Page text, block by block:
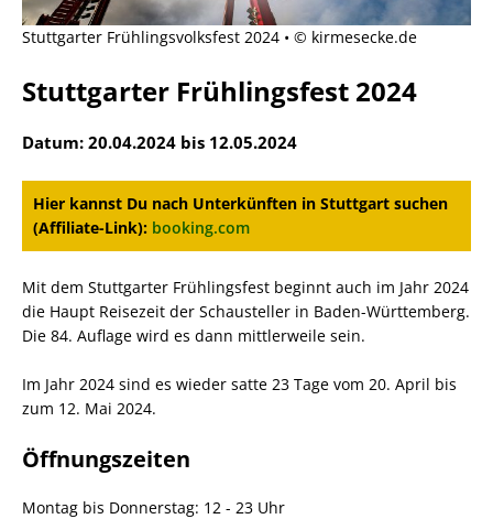
Stuttgarter Frühlingsvolksfest 2024 • © kirmesecke.de
Stuttgarter Frühlingsfest 2024
Datum: 20.04.2024 bis 12.05.2024
Hier kannst Du nach Unterkünften in Stuttgart suchen
(Affiliate-Link): booking.com
Mit dem Stuttgarter Frühlingsfest beginnt auch im Jahr 2024
die Haupt Reisezeit der Schausteller in Baden-Württemberg.
Die 84. Auflage wird es dann mittlerweile sein.
Im Jahr 2024 sind es wieder satte 23 Tage vom 20. April bis
zum 12. Mai 2024.
Öffnungszeiten
Montag bis Donnerstag: 12 - 23 Uhr